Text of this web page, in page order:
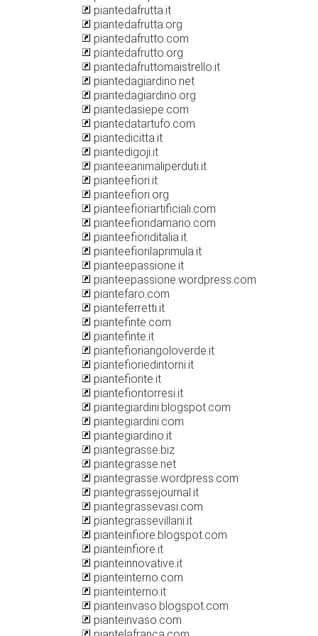
piantedafrutta.it
piantedafrutta.org
piantedafrutto.com
piantedafrutto.org
piantedafruttomaistrello.it
piantedagiardino.net
piantedagiardino.org
piantedasiepe.com
piantedatartufo.com
piantedicitta.it
piantedigoji.it
pianteeanimaliperduti.it
pianteefiori.it
pianteefiori.org
pianteefioriartificiali.com
pianteefioridamario.com
pianteefioriditalia.it
pianteefiorilaprimula.it
pianteepassione.it
pianteepassione.wordpress.com
piantefaro.com
pianteferretti.it
piantefinte.com
piantefinte.it
piantefioriangoloverde.it
piantefioriedintorni.it
piantefiorite.it
piantefioritorresi.it
piantegiardini.blogspot.com
piantegiardini.com
piantegiardino.it
piantegrasse.biz
piantegrasse.net
piantegrasse.wordpress.com
piantegrassejournal.it
piantegrassevasi.com
piantegrassevillani.it
pianteinfiore.blogspot.com
pianteinfiore.it
pianteinnovative.it
pianteinterno.com
pianteinterno.it
pianteinvaso.blogspot.com
pianteinvaso.com